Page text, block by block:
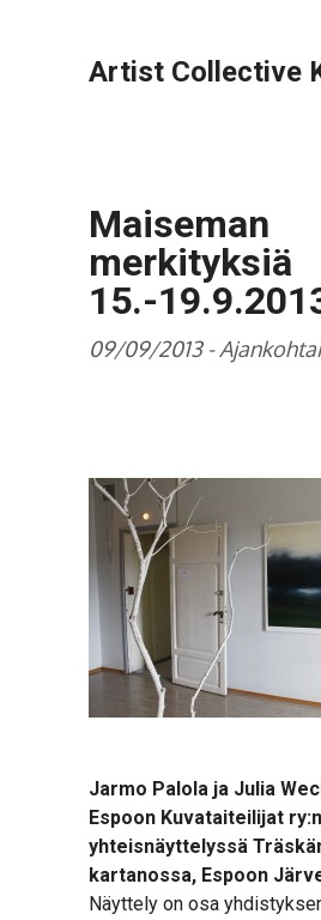
Artist Collective
Maiseman
merkityksiä
15.-
09/09/2013 -
Jarmo Palola ja Julia
Espoon Kuvataiteilijat ry:n
yhteisnäyttelyssä
kartanossa, Espoon
Näyttely on osa